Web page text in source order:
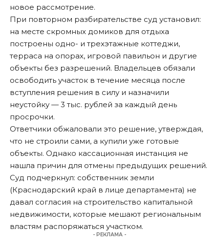
новое рассмотрение.
При повторном разбирательстве суд установил:
на месте скромных домиков для отдыха
построены одно- и трехэтажные коттеджи,
терраса на опорах, игровой павильон и другие
объекты без разрешений. Владельцев обязали
освободить участок в течение месяца после
вступления решения в силу и назначили
неустойку — 3 тыс. рублей за каждый день
просрочки.
Ответчики обжаловали это решение, утверждая,
что не строили сами, а купили уже готовые
объекты. Однако кассационная инстанция не
нашла причин для отмены предыдущих решений.
Суд подчеркнул: собственник земли
(Краснодарский край в лице департамента) не
давал согласия на строительство капитальной
недвижимости, которые мешают региональным
властям распоряжаться участком.
- РЕКЛАМА -